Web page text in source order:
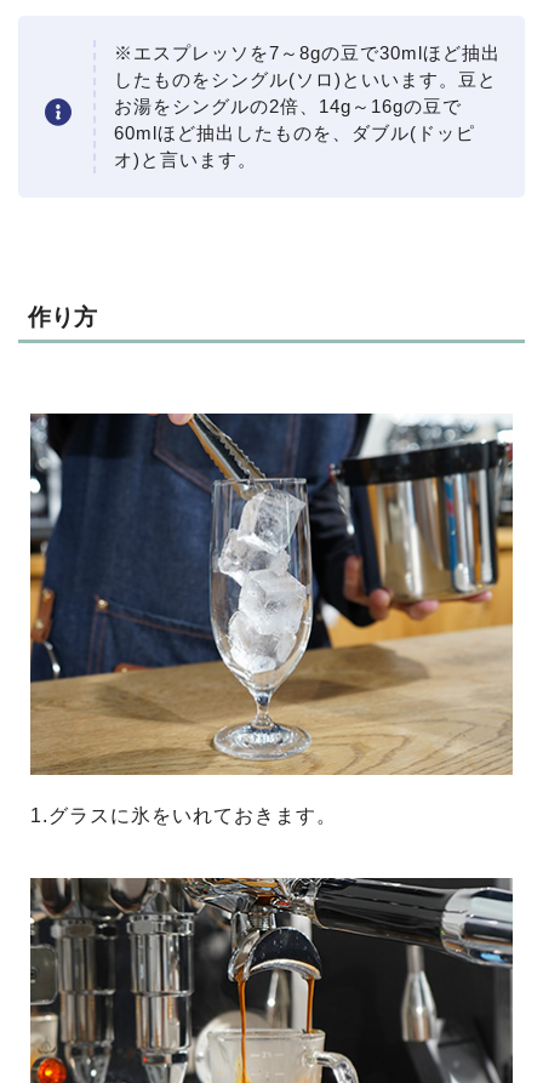
※エスプレッソを7～8gの豆で30mlほど抽出
したものをシングル(ソロ)といいます。豆と
お湯をシングルの2倍、14g～16gの豆で
60mlほど抽出したものを、ダブル(ドッピ
オ)と言います。
作り方
1.グラスに氷をいれておきます。